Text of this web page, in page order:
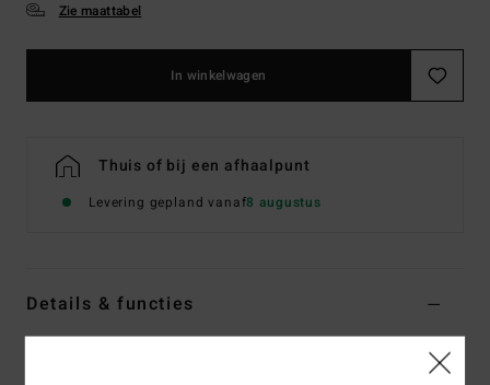
Zie maattabel
In winkelwagen
Thuis of bij een afhaalpunt
Levering gepland vanaf8 augustus
Details & functies